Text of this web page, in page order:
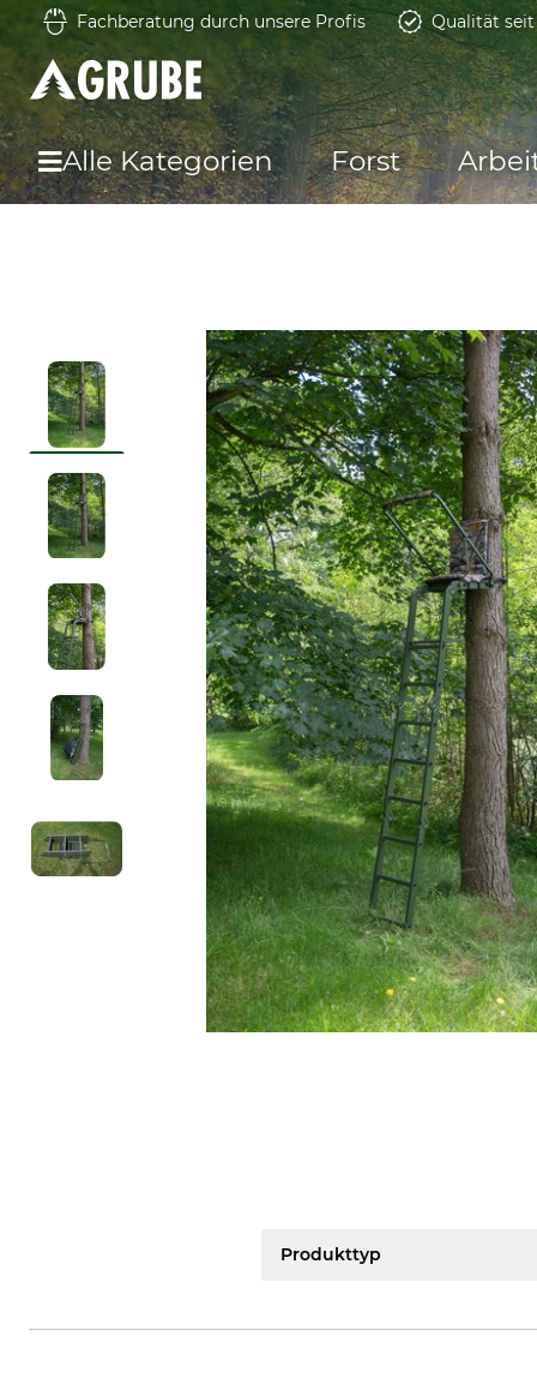
Fachberatung durch unsere Profis Qualität
Alle Kategorien Forst
Produkttyp